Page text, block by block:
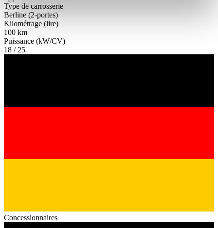
Partner führen diese Informationen möglicherweise mit
weiteren Daten zusammen, die Sie ihnen bereitgestellt
haben oder die sie im Rahmen Ihrer Nutzung der Dienste
gesammelt haben.
Type de carrosserie
Berline (2-portes)
Kilométrage (lire)
100 km
Puissance (kW/CV)
18 / 25
Concessionnaires